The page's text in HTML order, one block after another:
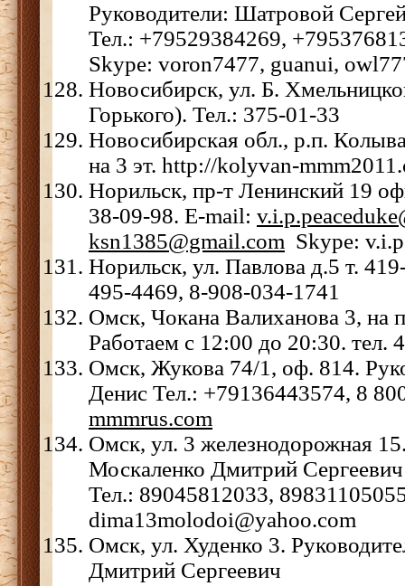
Руководители: Шатровой
Тел.: +79529384269,
Skype: voron7477, guanui,
Новосибирск, ул. Б.
Горького). Тел.: 375-01-33
Новосибирская обл., р.п.
на 3 эт. http://kolyvan-
Норильск, пр-т Ленинский 19
38-09-98. E-mail:
ksn1385@gmail.com Skype:
Норильск, ул. Павлова д.5 т.
495-4469, 8-908-034-1741
Омск, Чокана Валиханова 3, на
Работаем с 12:00 до 20:30. тел.
Омск, Жукова 74/1, оф. 814.
Денис Тел.: +79136443574, 8
mmmrus.com
Омск, ул. 3 железнодорожная
Москаленко Дмитрий Сергеевич
Тел.: 89045812033,
dima13molodoi@yahoo.com
Омск, ул. Худенко 3.
Дмитрий Сергеевич